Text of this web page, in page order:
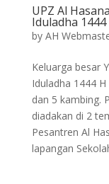
UPZ Al
Iduladha 1444
by AH
Keluarga besar
Iduladha 1444
dan 5 kambing.
diadakan di 2
Pesantren Al
lapangan